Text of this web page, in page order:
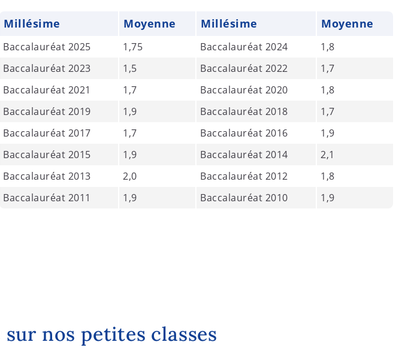
Millésime Moyenne Millésime Moyenne
Baccalauréat 2025 1,75 Baccalauréat 2024
1,8
Baccalauréat 2023
1,5 Baccalauréat 2022
1,7
Baccalauréat 2021
1,7 Baccalauréat 2020
1,8
Baccalauréat 2019
1,9 Baccalauréat 2018
1,7
Baccalauréat 2017
1,7 Baccalauréat 2016
1,9
Baccalauréat 2015
1,9 Baccalauréat 2014
2,1
Baccalauréat 2013
2,0 Baccalauréat 2012
1,8
Baccalauréat 2011
1,9 Baccalauréat 2010 1,9
nos petites classes